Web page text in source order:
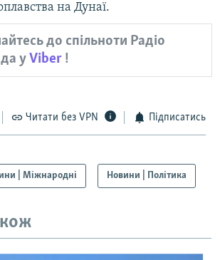
на Дунаї.
до спільноти Радіо
уViber !
Читати без VPN Підписатись
| Міжнародні Новини | Політика